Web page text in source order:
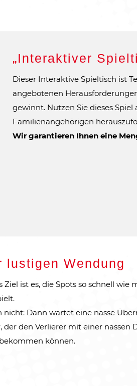
„Interaktiver
Dieser Interaktive Spieltisch ist
angebotenen
gewinnt. Nutzen Sie dieses
Familienangehörigen
Wir garantieren Ihnen eine
lustigen Wendung
ist es, die Spots so schnell wie
nicht: Dann wartet eine nasse
den Verlierer mit einer nassen
können.